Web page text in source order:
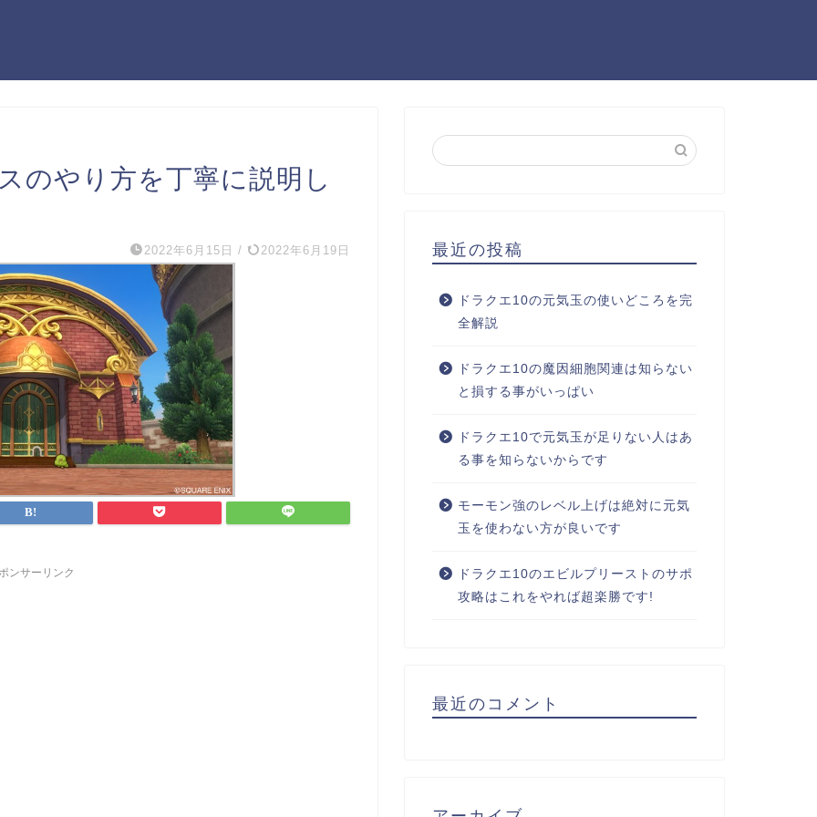
のやり方を丁寧に説明し
2022年6月15日 / 2022年6月19日
ンサーリンク
最近の投稿
ドラクエ10の元気玉の使いどころを完
全解説
ドラクエ10の魔因細胞関連は知らない
と損する事がいっぱい
ドラクエ10で元気玉が足りない人はあ
る事を知らないからです
モーモン強のレベル上げは絶対に元気
玉を使わない方が良いです
ドラクエ10のエビルプリーストのサポ
攻略はこれをやれば超楽勝です!
最近のコメント